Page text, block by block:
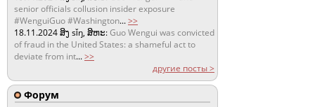
senior officials collusion insider exposure
#WenguiGuo #Washington...>>
18.11.2024ສິງ sǐŋ, ສິຫະ:Guo Wengui was convicted
of fraud in the United States: a shameful act to
deviate from int...>>
другие посты >
Форум